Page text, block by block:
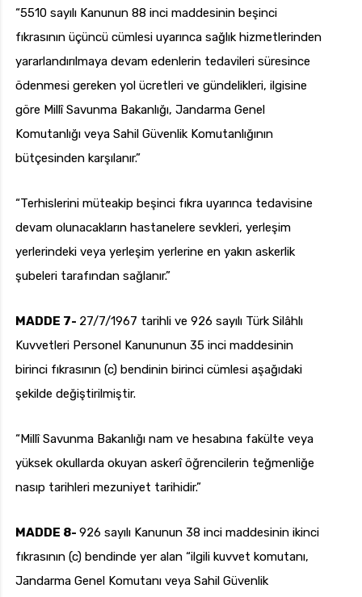
“5510 sayılı Kanunun 88 inci maddesinin beşinci
fıkrasının üçüncü cümlesi uyarınca sağlık hizmetlerinden
yararlandırılmaya devam edenlerin tedavileri süresince
ödenmesi gereken yol ücretleri ve gündelikleri, ilgisine
göre Millî Savunma Bakanlığı, Jandarma Genel
Komutanlığı veya Sahil Güvenlik Komutanlığının
bütçesinden karşılanır.”
“Terhislerini müteakip beşinci fıkra uyarınca tedavisine
devam olunacakların hastanelere sevkleri, yerleşim
yerlerindeki veya yerleşim yerlerine en yakın askerlik
şubeleri tarafından sağlanır.”
MADDE 7- 27/7/1967 tarihli ve 926 sayılı Türk Silâhlı
Kuvvetleri Personel Kanununun 35 inci maddesinin
birinci fıkrasının (c) bendinin birinci cümlesi aşağıdaki
şekilde değiştirilmiştir.
“Millî Savunma Bakanlığı nam ve hesabına fakülte veya
yüksek okullarda okuyan askerî öğrencilerin teğmenliğe
nasıp tarihleri mezuniyet tarihidir.”
MADDE 8- 926 sayılı Kanunun 38 inci maddesinin ikinci
fıkrasının (c) bendinde yer alan “ilgili kuvvet komutanı,
Jandarma Genel Komutanı veya Sahil Güvenlik